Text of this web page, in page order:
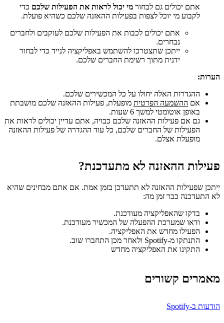
אתם יכולים גם לבחור מי יכול לראות את הפעילות שלכם כדי
לקבוע מי יוכל לצפות בפעילות ההאזנה שלכם כשהיא פועלת.
אתם יכולים לכבות את הפעילות שלכם לעוקבים ולחברים
נבחרים.
ייתכן שתצטרכו להשתמש באפליקציה לנייד כדי לבחור
ידנית מתוך רשימת החברים שלכם.
הערות:
ההגדרות האלה יחולו על כל המכשירים שלכם.
אם ההשמעה הפרטית מופעלת, פעילות ההאזנה שלכם מושבתת
באופן אוטומטי למשך 6 שעות.
גם אם פעילות ההאזנה שלכם כבויה, אתם עדיין יכולים לראות את
הפעילות של החברים שלכם, כל עוד ההגדרה של פעילות ההאזנה
מופעלת אצלם.
פעילות ההאזנה לא מתעדכנת?
ייתכן שפעילות ההאזנה לא תתעדכן בזמן אמת. אם אתם מבחינים שהיא
לא התעדכנה כבר זמן מה:
בדקו שהאפליקציה מעודכנת.
ודאו שמערכת ההפעלה של המכשיר מעודכנת.
הפעילו מחדש את האפליקציה.
התנתקו מ-Spotify ולאחר מכן התחברו שוב.
התקינו את האפליקציה מחדש
מאמרים קשורים
הודעות ב-Spotify